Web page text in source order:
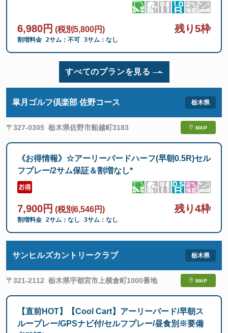
6,980円 (税別5,800円) 残り5枠
割増料金 2サム：不可 3サム：なし
すべてのプランを見る
皐月ゴルフ倶楽部 佐野コース
〒327-0305 栃木県佐野市船越町3183 MAP
《お得情報》☆アーリーバードハーフ(早朝0.5R)セル
フプレー/2サム保証＆割増なし*
7,900円 (税別6,546円) 残り4枠
割増料金 2サム：なし 3サム：なし
サンヒルズカントリークラブ
〒321-2112 栃木県宇都宮市上横倉町1000番地 MAP
【直前HOT】【Cool Cart】アーリーバード/早朝ス
ループレー/GPSナビ付/セルフプレー/昼食別※要備